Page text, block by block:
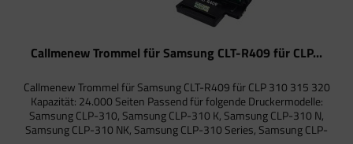
Callmenew Trommel für Samsung CLT-R409 für CLP...
Callmenew Trommel für Samsung CLT-R409 für CLP 310 315 320
Kapazität: 24.000 Seiten Passend für folgende Druckermodelle:
Samsung CLP-310, Samsung CLP-310 K, Samsung CLP-310 N,
Samsung CLP-310 NK, Samsung CLP-310 Series, Samsung CLP-